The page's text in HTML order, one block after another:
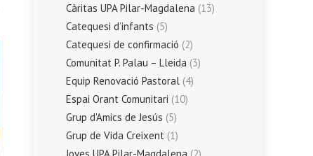
Càritas UPA Pilar-Magdalena (13)
Catequesi d’infants (5)
Catequesi de confirmació (2)
Comunitat P. Palau – Lleida (3)
Equip Renovació Pastoral (4)
Espai Orant Comunitari (10)
Grup d'Amics de Jesús (5)
Grup de Vida Creixent (1)
Joves UPA Pilar-Magdalena (2)